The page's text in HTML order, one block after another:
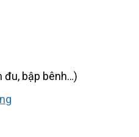
đu, bập bênh…)